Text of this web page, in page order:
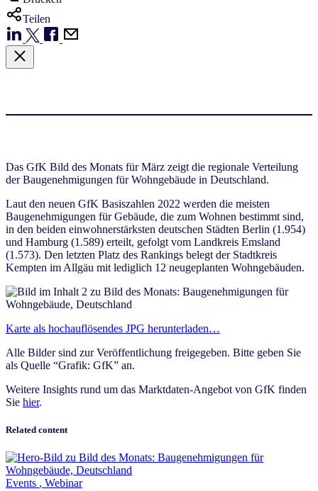
Teilen
Das GfK Bild des Monats für März zeigt die regionale Verteilung
der Baugenehmigungen für Wohngebäude in Deutschland.
Laut den neuen GfK Basiszahlen 2022 werden die meisten
Baugenehmigungen für Gebäude, die zum Wohnen bestimmt sind,
in den beiden einwohnerstärksten deutschen Städten Berlin (1.954)
und Hamburg (1.589) erteilt, gefolgt vom Landkreis Emsland
(1.573). Den letzten Platz des Rankings belegt der Stadtkreis
Kempten im Allgäu mit lediglich 12 neugeplanten Wohngebäuden.
Karte als hochauflösendes JPG herunterladen…
Alle Bilder sind zur Veröffentlichung freigegeben. Bitte geben Sie
als Quelle “Grafik: GfK” an.
Weitere Insights rund um das Marktdaten-Angebot von GfK finden
Sie hier.
Related content
Events , Webinar